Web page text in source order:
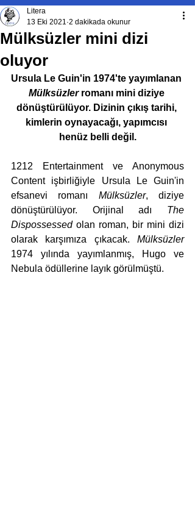
Mülksüzler mini dizi
oluyor
Litera
13 Eki 2021 2 dakikada okunur
Ursula Le Guin'in 1974'te yayımlanan
Mülksüzler romanı mini diziye
dönüştürülüyor. Dizinin çıkış tarihi,
kimlerin oynayacağı, yapımcısı
henüz belli değil.
1212 Entertainment ve Anonymous
Content işbirliğiyle Ursula Le Guin'in
efsanevi romanı Mülksüzler, diziye
dönüştürülüyor. Orijinal adı The
Dispossessed olan roman, bir mini dizi
olarak karşımıza çıkacak. Mülksüzler
1974 yılında yayımlanmış, Hugo ve
Nebula ödüllerine layık görülmüştü.